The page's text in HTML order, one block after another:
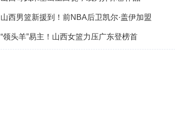
山西男篮新援到！前NBA后卫凯尔·盖伊加盟
“领头羊”易主！山西女篮力压广东登榜首